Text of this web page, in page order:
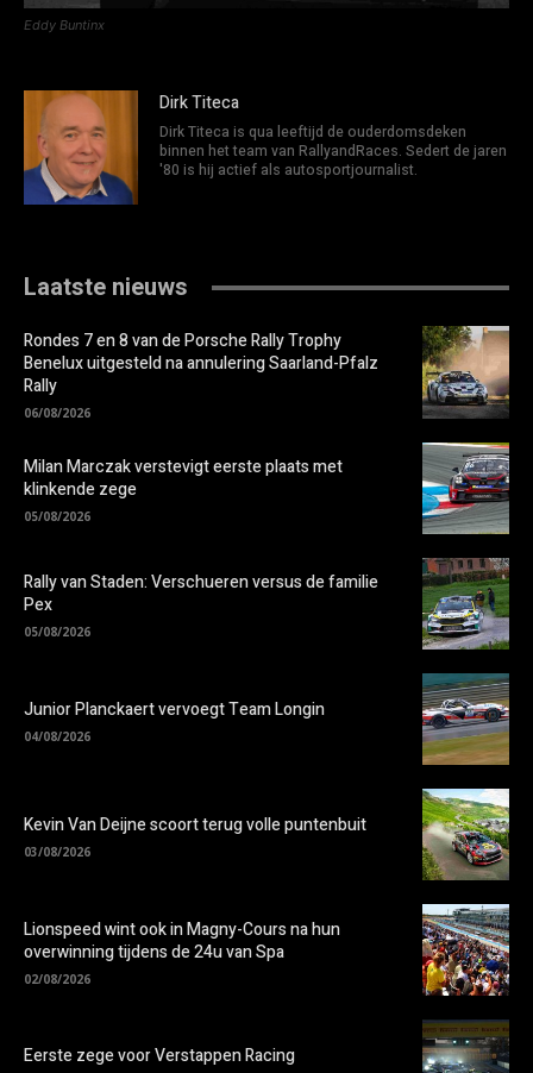
Eddy Buntinx
Dirk Titeca
Dirk Titeca is qua leeftijd de ouderdomsdeken
binnen het team van RallyandRaces. Sedert de jaren
'80 is hij actief als autosportjournalist.
Laatste nieuws
Rondes 7 en 8 van de Porsche Rally Trophy
Benelux uitgesteld na annulering Saarland-Pfalz
Rally
06/08/2026
Milan Marczak verstevigt eerste plaats met
klinkende zege
05/08/2026
Rally van Staden: Verschueren versus de familie
Pex
05/08/2026
Junior Planckaert vervoegt Team Longin
04/08/2026
Kevin Van Deijne scoort terug volle puntenbuit
03/08/2026
Lionspeed wint ook in Magny-Cours na hun
overwinning tijdens de 24u van Spa
02/08/2026
Eerste zege voor Verstappen Racing